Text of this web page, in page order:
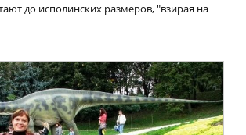
до исполинских размеров, "взирая на